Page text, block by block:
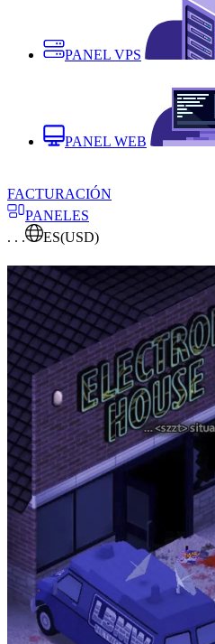
PANEL VPS
PANEL WEB
FACTURACIÓN
PANELES
. . .
ES(USD)